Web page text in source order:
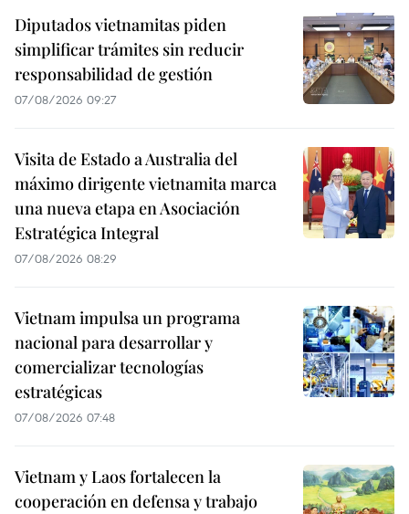
Diputados vietnamitas piden
simplificar trámites sin reducir
responsabilidad de gestión
07/08/2026 09:27
Visita de Estado a Australia del
máximo dirigente vietnamita marca
una nueva etapa en Asociación
Estratégica Integral
07/08/2026 08:29
Vietnam impulsa un programa
nacional para desarrollar y
comercializar tecnologías
estratégicas
07/08/2026 07:48
Vietnam y Laos fortalecen la
cooperación en defensa y trabajo